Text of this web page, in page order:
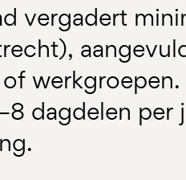
vergadert
dagdelen per